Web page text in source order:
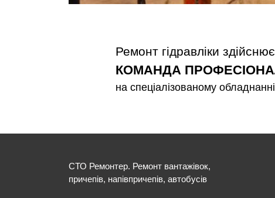
Ремонт гідравліки здійснює
КОМАНДА
на спеціалізованому обладнанні
СТО Ремонтер. Ремонт вантажівок,
причепів, напівпричепів, автобусів